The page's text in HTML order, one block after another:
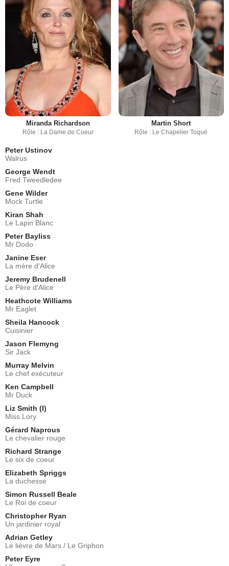
Miranda Richardson
Rôle : La Dame de Coeur
Martin Short
Rôle : Le Chapelier Toqué
Peter Ustinov
Walrus
George Wendt
Fred Tweedledee
Gene Wilder
Mock Turtle
Kiran Shah
Le Lapin Blanc
Peter Bayliss
Mr Dodo
Janine Eser
La mère d'Alice
Jeremy Brudenell
Le Père d'Alice
Heathcote Williams
Mr Eaglet
Sheila Hancock
Cuisinier
Jason Flemyng
Sir Jack
Murray Melvin
Le chef exécuteur
Ken Campbell
Mr Duck
Liz Smith (I)
Miss Lory
Gérard Naprous
Le chevalier rouge
Richard Strange
Le six de coeur
Elizabeth Spriggs
La duchesse
Simon Russell Beale
Le Roi de coeur
Christopher Ryan
Un jardinier royal
Adrian Getley
Le lièvre de Mars / Le Griphon
Peter Eyre